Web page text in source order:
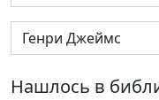
Нашлось в